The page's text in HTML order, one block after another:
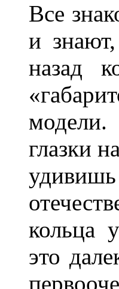
Все
и
назад
модели.
глазки
удивишь
кольца
это